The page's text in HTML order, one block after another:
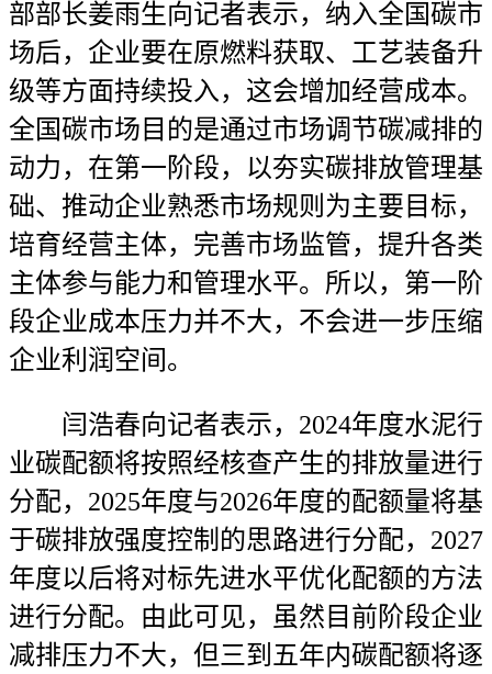
部部长姜雨生向记者表示，纳入全国碳市
场后，企业要在原燃料获取、工艺装备升
级等方面持续投入，这会增加经营成本。
全国碳市场目的是通过市场调节碳减排的
动力，在第一阶段，以夯实碳排放管理基
础、推动企业熟悉市场规则为主要目标，
培育经营主体，完善市场监管，提升各类
主体参与能力和管理水平。所以，第一阶
段企业成本压力并不大，不会进一步压缩
企业利润空间。
闫浩春向记者表示，2024年度水泥行
业碳配额将按照经核查产生的排放量进行
分配，2025年度与2026年度的配额量将基
于碳排放强度控制的思路进行分配，2027
年度以后将对标先进水平优化配额的方法
进行分配。由此可见，虽然目前阶段企业
减排压力不大，但三到五年内碳配额将逐